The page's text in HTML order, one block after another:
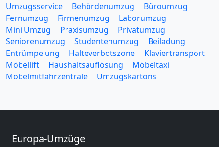
Umzugsservice Behördenumzug
Büroumzug
Fernumzug
Firmenumzug
Laborumzug
Mini Umzug
Praxisumzug
Privatumzug
Seniorenumzug
Studentenumzug
Beiladung
Entrümpelung
Halteverbotszone
Klaviertransport
Möbellift
Haushaltsauflösung
Möbeltaxi
Möbelmitfahrzentrale
Umzugskartons
Europa-Umzüge